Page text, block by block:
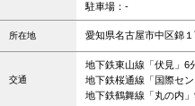
駐車場：-
所在地 愛知県名古屋市中区錦
交通
地下鉄東山線「伏見」6
地下鉄桜通線「国際セ
地下鉄鶴舞線「丸の内